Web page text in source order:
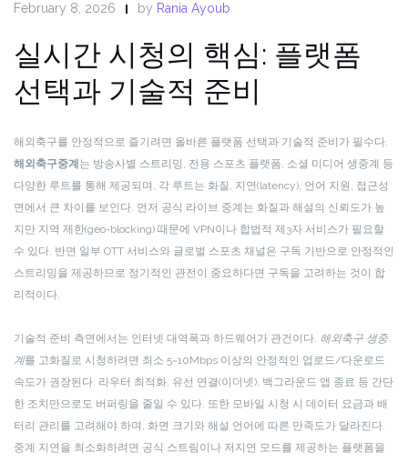
February 8, 2026 by Rania Ayoub
실시간 시청의 핵심: 플랫폼
선택과 기술적 준비
해외축구를 안정적으로 즐기려면 올바른 플랫폼 선택과 기술적 준비가 필수다.
해외축구중계 는 방송사별 스트리밍, 전용 스포츠 플랫폼, 소셜 미디어 생중계 등
다양한 루트를 통해 제공되며, 각 루트는 화질, 지연(latency), 언어 지원, 접근성
면에서 큰 차이를 보인다. 먼저 공식 라이브 중계는 화질과 해설의 신뢰도가 높
지만 지역 제한(geo-blocking) 때문에 VPN이나 합법적 제3자 서비스가 필요할
수 있다. 반면 일부 OTT 서비스와 글로벌 스포츠 채널은 구독 기반으로 안정적인
스트리밍을 제공하므로 정기적인 관전이 중요하다면 구독을 고려하는 것이 합
리적이다.
기술적 준비 측면에서는 인터넷 대역폭과 하드웨어가 관건이다. 해외축구 생중
계를 고화질로 시청하려면 최소 5~10Mbps 이상의 안정적인 업로드/다운로드
속도가 권장된다. 라우터 최적화, 유선 연결(이더넷), 백그라운드 앱 종료 등 간단
한 조치만으로도 버퍼링을 줄일 수 있다. 또한 모바일 시청 시 데이터 요금과 배
터리 관리를 고려해야 하며, 화면 크기와 해설 언어에 따른 만족도가 달라진다.
중계 지연을 최소화하려면 공식 스트림이나 저지연 모드를 제공하는 플랫폼을